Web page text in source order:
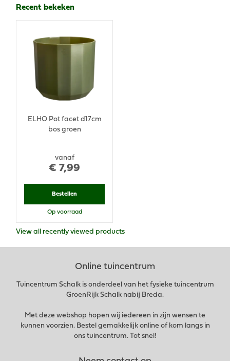
Recent bekeken
vanaf
€ 7,99
ELHO Pot facet d17cm
bos groen
Bestellen
Op voorraad
View all recently viewed products
Online tuincentrum
Tuincentrum Schalk is onderdeel van het fysieke tuincentrum
GroenRijk Schalk nabij Breda.
Met deze webshop hopen wij iedereen in zijn wensen te
kunnen voorzien. Bestel gemakkelijk online of kom langs in
ons tuincentrum. Tot snel!